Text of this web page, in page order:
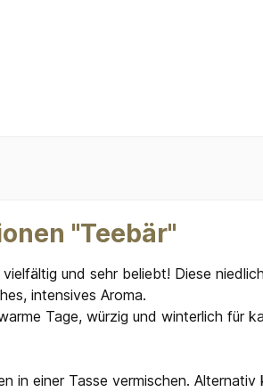
"Teebär"
und sehr beliebt! Diese
intensives Aroma.
Tage, würzig und winterlich für
in einer Tasse vermischen.